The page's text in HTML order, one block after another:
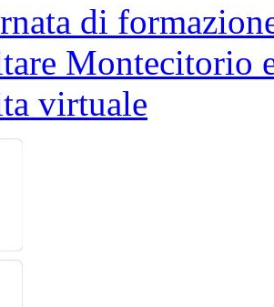
di
Montecitorio
virtuale